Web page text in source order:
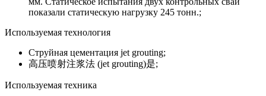
показали статическую нагрузку 245 тонн.;
Используемая технология
Струйная цементация jet grouting;
高压喷射注浆法 (jet grouting)是;
Используемая техника